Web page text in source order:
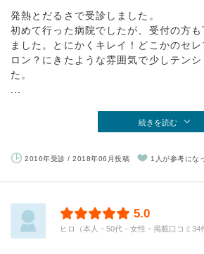
発熱とだるさで受診しました。
初めて行った病院でしたが、受付の方
ました。とにかくキレイ！どこかのセ
ロン？にきたような雰囲気で少しテン
た。
続きを読む
2016年受診 / 2018年06月投稿 1人が参考にな
5.0
ヒロ（本人・50代・女性・掲載口コミ34